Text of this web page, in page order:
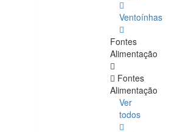
Ventoínhas
Fontes
Alimentação
Fontes
Alimentação
Ver
todos